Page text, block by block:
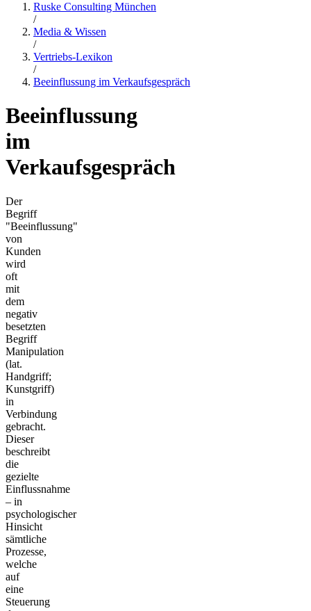
Ruske Consulting München
/
Media & Wissen
/
Vertriebs-Lexikon
/
Beeinflussung im Verkaufsgespräch
Beeinflussung
im
Verkaufsgespräch
Der
Begriff
"Beeinflussung"
von
Kunden
wird
oft
mit
dem
negativ
besetzten
Begriff
Manipulation
(lat.
Handgriff;
Kunstgriff)
in
Verbindung
gebracht.
Dieser
beschreibt
die
gezielte
Einflussnahme
– in
psychologischer
Hinsicht
sämtliche
Prozesse,
welche
auf
eine
Steuerung